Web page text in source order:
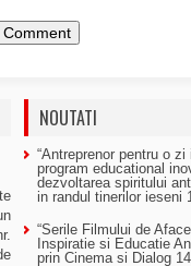
NOUTATI
“Antreprenor pentru o zi
program educational
dezvoltarea spiritului
in randul tinerilor ieseni
“Serile Filmului de
Inspiratie si Educatie
prin Cinema si Dialog